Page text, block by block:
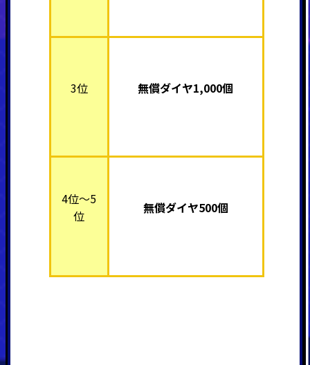
3位 無償ダイヤ1,000個
4位～5
位
無償ダイヤ500個